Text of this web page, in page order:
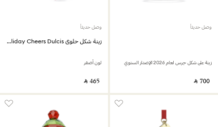
وصل حديثاً
زينة على شكل جرس لعام 2026 الإصدار السنوي
‎ ⃁ ⁦700⁩ ‎
وصل حديثاً
زينة شكل حلوى Holiday Cheers Dulcis
لون أصفر
‎ ⃁ ⁦465⁩ ‎